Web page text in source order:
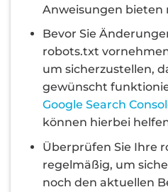
Anweisungen bieten
Bevor Sie
robots.txt
um sicherzustellen,
gewünscht
Google Search
können hierbei
Überprüfen Sie Ihre
regelmäßig, um
noch den aktuellen